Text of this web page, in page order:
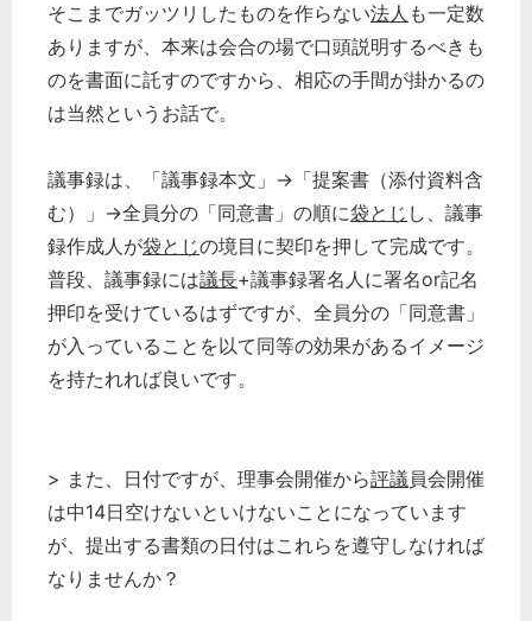
そこまでガッツリしたものを作らない法人 も一定数
ありますが、本来は会合の場で口頭説明するべきも
のを書面に託すのですから、相応の手間が掛かるの
は当然というお話で。
議事録は、「議事録本文」→「提案書（添付資料含
む）」→全員分の「同意書」の順に袋とじ し、議事
録作成人が袋とじの境目に契印を押して完成です。
普段、議事録には議長+議事録署名人に署名or記名
押印を受けているはずですが、全員分の「同意書」
が入っていることを以て同等の効果があるイメージ
を持たれれば良いです。
> また、日付ですが、理事会開催から評議員会開催
は中14日空けないといけないことになっています
が、提出する書類の日付はこれらを遵守しなければ
なりませんか？